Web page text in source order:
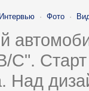
Интервью · Фото ·
C".
Над